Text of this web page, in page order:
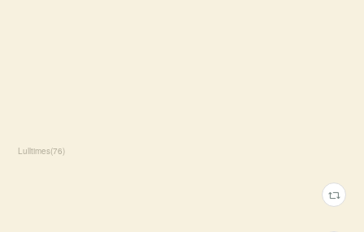
Lulltimes(76)